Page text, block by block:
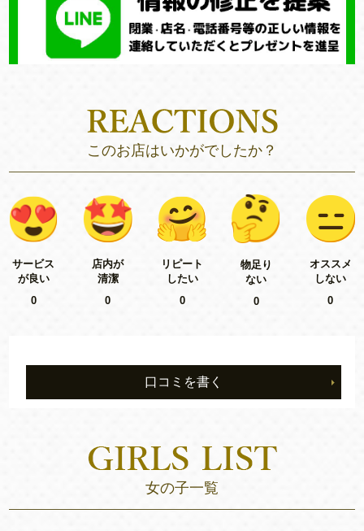
このお店はいかがでしたか？
サービス
が良い
0
店内が
清潔
0
リピート
したい
0
物足り
ない
0
オススメ
しない
0
口コミを書く
女の子一覧